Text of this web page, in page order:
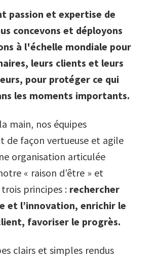
98
9
6
7
9
6
7
9
6
7
8
9
6
7
9
6
7
9
passion et expertise de
concevons et déployons
à l'échelle mondiale pour
leurs clients et leurs
pour protéger ce qui
les moments importants.
main, nos équipes
de façon vertueuse et agile
organisation articulée
« raison d’être » et
principes : rechercher
et l’innovation, enrichir le
favoriser le progrès.
clairs et simples rendus